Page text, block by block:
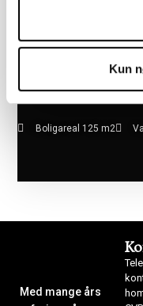
Kun
Boligareal 125 m2
Med mange års